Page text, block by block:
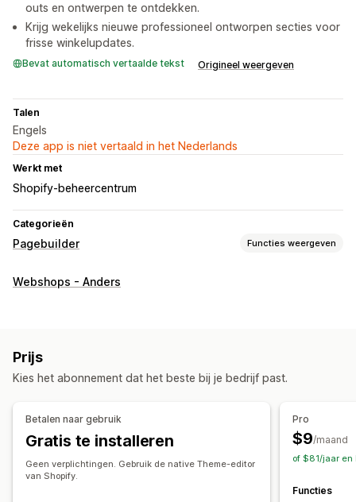
outs en ontwerpen te ontdekken.
Krijg wekelijks nieuwe professioneel ontworpen secties voor
frisse winkelupdates.
Bevat automatisch vertaalde tekst Origineel weergeven
Talen
Engels
Deze app is niet vertaald in het Nederlands
Werkt met
Shopify-beheercentrum
Categorieën
Pagebuilder Functies weergeven
Soorten pagina's
Contactpagina's
Bedankpagina's Snelle weergave Voetteksten Pop-ups
Vacaturepagina´s Juridische pagina´s
Link-in-bio-pagina
Recensiepagina
Prijzenpagina's
Pagina´s op maat
Webshops - Anders
Prijs
Kies het abonnement dat het beste bij je bedrijf past.
Betalen naar gebruik
Gratis te installeren
Geen verplichtingen. Gebruik de native Theme-editor
van Shopify.
Pro
$9/maand
of $81/jaar en
Functies